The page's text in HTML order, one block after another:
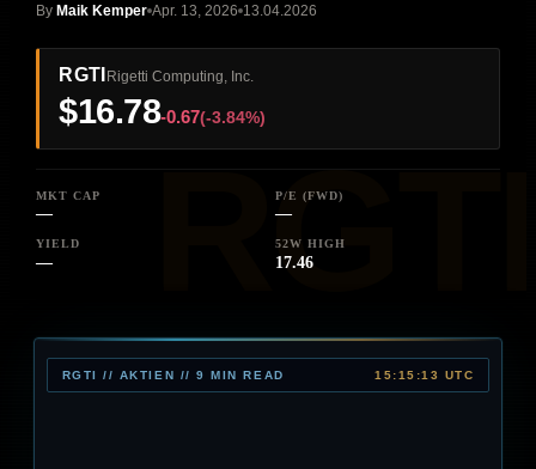
ByMaik Kemper Apr. 13, 2026 13.04.2026
RGTI Rigetti Computing, Inc.
$16.78-0.67(-3.84%)
MKT CAP
—
P/E (FWD)
—
YIELD
—
52W HIGH
17.46
RGTI // AKTIEN // 9 MIN READ 15:15:13 UTC